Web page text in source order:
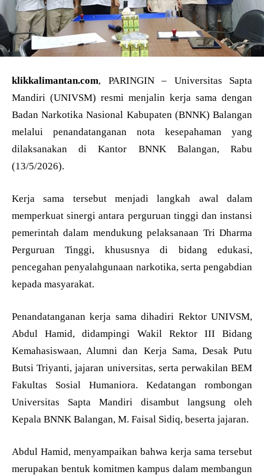
klikkalimantan.com, PARINGIN – Universitas Sapta
Mandiri (UNIVSM) resmi menjalin kerja sama dengan
Badan Narkotika Nasional Kabupaten (BNNK) Balangan
melalui penandatanganan nota kesepahaman yang
dilaksanakan di Kantor BNNK Balangan, Rabu
(13/5/2026).
Kerja sama tersebut menjadi langkah awal dalam
memperkuat sinergi antara perguruan tinggi dan instansi
pemerintah dalam mendukung pelaksanaan Tri Dharma
Perguruan Tinggi, khususnya di bidang edukasi,
pencegahan penyalahgunaan narkotika, serta pengabdian
kepada masyarakat.
Penandatanganan kerja sama dihadiri Rektor UNIVSM,
Abdul Hamid, didampingi Wakil Rektor III Bidang
Kemahasiswaan, Alumni dan Kerja Sama, Desak Putu
Butsi Triyanti, jajaran universitas, serta perwakilan BEM
Fakultas Sosial Humaniora. Kedatangan rombongan
Universitas Sapta Mandiri disambut langsung oleh
Kepala BNNK Balangan, M. Faisal Sidiq, beserta jajaran.
Abdul Hamid, menyampaikan bahwa kerja sama tersebut
merupakan bentuk komitmen kampus dalam membangun